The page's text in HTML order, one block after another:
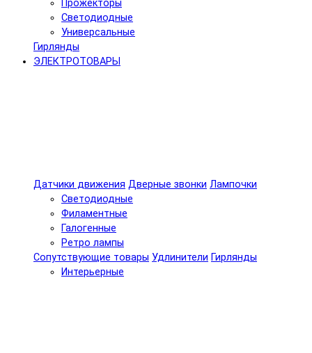
Прожекторы
Светодиодные
Универсальные
Гирлянды
ЭЛЕКТРОТОВАРЫ
Датчики движения Дверные звонки Лампочки
Светодиодные
Филаментные
Галогенные
Ретро лампы
Сопутствующие товары Удлинители Гирлянды
Интерьерные